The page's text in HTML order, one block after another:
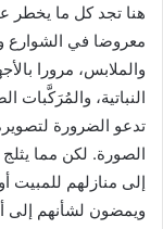
هنا تجد كل ما يخطر
معروضا في الشوارع
والملابس، مرورا
النباتية، والمُرَكَّبات
تدعو الضرورة
الصورة. لكن مما
إلى منازلهم للمبيت
ويمضون لشأنهم إلى